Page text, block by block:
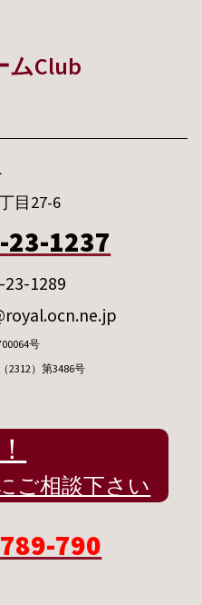
ムClub
目27-6
23-1237
23-1289
号
2312）第3486号
ご相談下さい
790